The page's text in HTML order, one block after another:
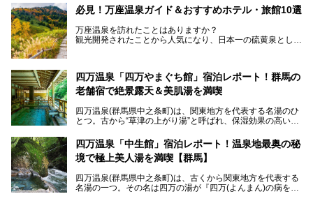
───
提供元：アイコニア・ホスピタリティ株式会社【PR】
この記事は亀の井ホテル 草津リゾートのPR記事です。
日帰り温泉の「水沼の湯」と宿泊もできる「サウナの森」、
２つのエリアがあります。
今回は、その中でも特にユニークな駅直結の「水沼の湯」の
魅力に焦点を当て、温泉好き、サウナー、そして電車旅好き
必見！万座温泉ガイド＆おすすめホテル・旅館10選
万座温泉を訪れたことはありますか？
観光開発されたことから人気になり、日本一の硫黄泉として
も多いかもしれません。
そこで筆者である私が実際に行ってみました！万座温泉の楽
しみ方や周辺の観光地を解説します。
また、日帰り入浴できる温泉から混浴可能な温泉まで、おす
すめの入浴施設もご紹介します！
四万温泉「四万やまぐち館」宿泊レポート！群馬の
老舗宿で絶景露天＆美肌湯を満喫
四万温泉(群馬県中之条町)は、関東地方を代表する名湯のひ
とつ。古から“草津の上がり湯”と呼ばれ、保湿効果の高い美
「四万やまぐち館」は、この地を代表する旅館の一つ。日帰
り入浴も可能ですが、やはり宿泊してじっくり楽しむのがベ
肌湯をはじめ、館内の魅力をたっぷりとご紹介します！
四万温泉「中生館」宿泊レポート！温泉地最奥の秘
境で極上美人湯を満喫【群馬】
四万温泉(群馬県中之条町)は、古くから関東地方を代表する
名湯の一つ。その名は四万の湯が『四万(よんまん)の病を癒